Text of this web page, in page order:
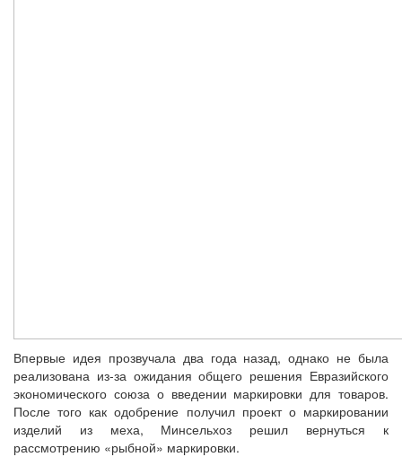
Впервые идея прозвучала два года назад, однако не была
реализована из-за ожидания общего решения Евразийского
экономического союза о введении маркировки для товаров.
После того как одобрение получил проект о маркировании
изделий из меха, Минсельхоз решил вернуться к
рассмотрению «рыбной» маркировки.